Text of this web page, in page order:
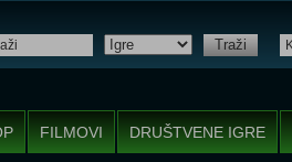
Traži
FILMOVI DRUŠTVENE IGRE